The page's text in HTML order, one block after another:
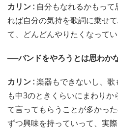
カリン : 自分もなれるかもっ
れば自分の気持を歌詞に乗せ
て、どんどんやりたくなってい
──バンドをやろうとは思わか
カリン :楽器もできないし、
も中3のときくらいにまわり
て言ってもらうことが多かっ
ずつ興味を持っていって、実